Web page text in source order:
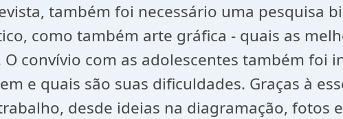
também foi necessário uma pesquisa
como também arte gráfica - quais as
convívio com as adolescentes também foi
e quais são suas dificuldades. Graças à
desde ideias na diagramação, fotos